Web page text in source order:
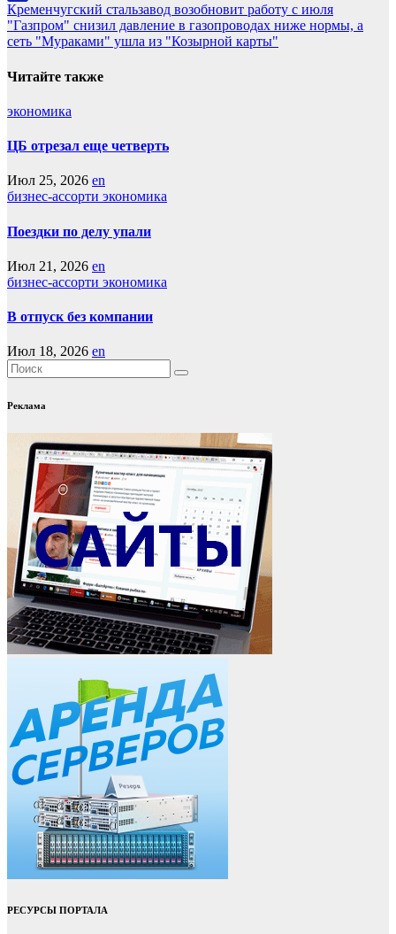
LiveJournal
Навигация
по
Кременчугский стальзавод возобновит работу с июля
"Газпром" снизил давление в газопроводах ниже нормы, а
сеть "Мураками" ушла из "Козырной карты"
Читайте также
экономика
ЦБ отрезал еще четверть
Июл 25, 2026 en
бизнес-ассорти экономика
Поездки по делу упали
Июл 21, 2026 en
бизнес-ассорти экономика
В отпуск без компании
Июл 18, 2026 en
Реклама
РЕСУРСЫ ПОРТАЛА